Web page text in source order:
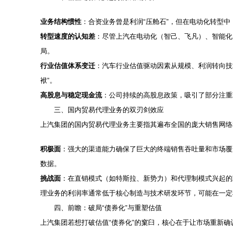
业务结构惯性 ：合资业务曾是利润“压舱石”，但在电动化转型
转型速度的认知差 ：尽管上汽在电动化（智己、飞凡）、智能
局。
行业估值体系变迁 ：汽车行业估值驱动因素从规模、利润转向
袱”。
高股息与稳定现金流：公司持续的高股息政策，吸引了部分注
三、国内贸易代理业务的双刃剑效应
上汽集团的国内贸易代理业务主要指其遍布全国的庞大销售网
积极面 ：强大的渠道能力确保了巨大的终端销售吞吐量和市场
数据。
挑战面 ：在直销模式（如特斯拉、新势力）和代理制模式兴起
理业务的利润率通常低于核心制造与技术研发环节，可能在一
四、前瞻：破局“债券化”与重塑估值
上汽集团若想打破估值“债券化”的窠臼，核心在于让市场重新确